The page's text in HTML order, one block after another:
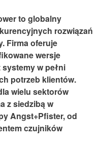
to globalny
rozwiązań
Firma oferuje
wersje
w pełni
potrzeb klientów.
wielu sektorów
z siedzibą w
Angst+Pfister, od
czujników